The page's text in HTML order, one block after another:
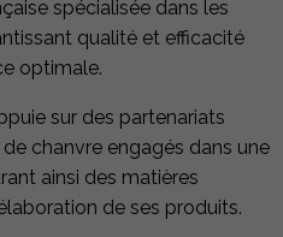
spécialisée dans les
qualité et efficacité
optimale.
sur des partenariats
chanvre engagés dans une
ainsi des matières
de ses produits.